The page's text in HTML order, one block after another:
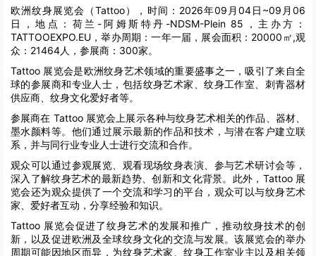
欧洲纹身展览会（Tattoo），时间：2026年09月04日~09月06
日，地点：荷兰-阿姆斯特丹-NDSM-Plein 85，主办方：
TATTOOEXPO.EU，举办周期：一年一届，展会面积：20000㎡,观
众：21464人，参展商：300家。
Tattoo 展览会是欧洲纹身艺术领域的重要盛事之一，吸引了来自全
球的参展商和专业人士，包括纹身艺术家、纹身工作室、刺青器材
供应商、纹身文化爱好者等。
参展商在 Tattoo 展览会上展示各种与纹身艺术相关的作品、器材、
墨水颜料等。他们通过展示最新的作品和技术，与潜在客户建立联
系，并与同行业专业人士进行交流和合作。
观众可以通过参观展览、观看现场纹身表演、参与艺术研讨会等，
深入了解纹身艺术的最新趋势、创新和文化背景。此外，Tattoo 展
览会还为观众提供了一个交流和学习的平台，观众可以与纹身艺术
家、爱好者互动，分享经验和知识。
Tattoo 展览会促进了纹身艺术的发展和推广，推动纹身技术的创
新，以及促进欧洲及全球纹身文化的交流与发展。该展览会的举办
周期可能因地区而异，为纹身艺术家、纹身工作室业主以及相关领